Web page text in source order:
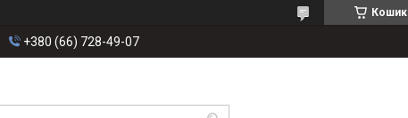
Кошик
+380 (66) 728-49-07